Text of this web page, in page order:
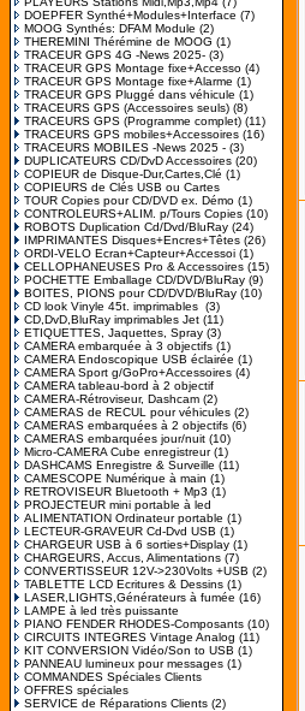
DOEPFER Synthé+Modules+Interface (7)
MOOG Synthés: DFAM Module (2)
THEREMINI Thérémine de MOOG (1)
TRACEUR GPS 4G -News 2025- (3)
TRACEUR GPS Montage fixe+Accesso (4)
TRACEUR GPS Montage fixe+Alarme (1)
TRACEUR GPS Pluggé dans véhicule (1)
TRACEURS GPS (Accessoires seuls) (8)
TRACEURS GPS (Programme complet) (11)
TRACEURS GPS mobiles+Accessoires (16)
TRACEURS MOBILES -News 2025 - (3)
DUPLICATEURS CD/DvD Accessoires (20)
COPIEUR de Disque-Dur,Cartes,Clé (1)
COPIEURS de Clés USB ou Cartes
TOUR Copies pour CD/DVD ex. Démo (1)
CONTROLEURS+ALIM. p/Tours Copies (10)
ROBOTS Duplication Cd/Dvd/BluRay (24)
IMPRIMANTES Disques+Encres+Têtes (26)
ORDI-VELO Ecran+Capteur+Accessoi (1)
CELLOPHANEUSES Pro & Accessoires (15)
POCHETTE Emballage CD/DVD/BluRay (9)
BOITES, PIONS pour CD/DVD/BluRay (10)
CD look Vinyle 45t. imprimables (3)
CD,DvD,BluRay imprimables Jet (11)
ETIQUETTES, Jaquettes, Spray (3)
CAMERA embarquée à 3 objectifs (1)
CAMERA Endoscopique USB éclairée (1)
CAMERA Sport g/GoPro+Accessoires (4)
CAMERA tableau-bord à 2 objectif
CAMERA-Rétroviseur, Dashcam (2)
CAMERAS de RECUL pour véhicules (2)
CAMERAS embarquées à 2 objectifs (6)
CAMERAS embarquées jour/nuit (10)
Micro-CAMERA Cube enregistreur(1)
DASHCAMS Enregistre & Surveille (11)
CAMESCOPE Numérique à main (1)
RETROVISEUR Bluetooth + Mp3 (1)
PROJECTEUR mini portable à led
ALIMENTATION Ordinateur portable (1)
LECTEUR-GRAVEUR Cd-Dvd USB (1)
CHARGEUR USB à 6 sorties+Display (1)
CHARGEURS, Accus, Alimentations (7)
CONVERTISSEUR 12V->230Volts +USB (2)
TABLETTE LCD Ecritures & Dessins (1)
LASER,LIGHTS,Générateurs à fumée (16)
LAMPE à led très puissante
PIANO FENDER RHODES-Composants (10)
CIRCUITS INTEGRES Vintage Analog (11)
KIT CONVERSION Vidéo/Son to USB (1)
PANNEAU lumineux pour messages (1)
COMMANDES Spéciales Clients
OFFRES spéciales
SERVICE de Réparations Clients (2)